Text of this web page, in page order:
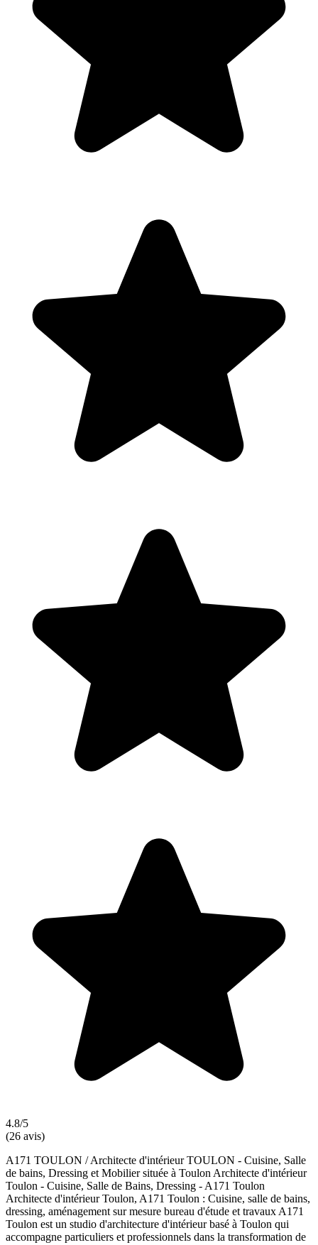
4.8/5
(26 avis)
A171 TOULON / Architecte d'intérieur TOULON - Cuisine, Salle
de bains, Dressing et Mobilier située à Toulon Architecte d'intérieur
Toulon - Cuisine, Salle de Bains, Dressing - A171 Toulon
Architecte d'intérieur Toulon, A171 Toulon : Cuisine, salle de bains,
dressing, aménagement sur mesure bureau d'étude et travaux A171
Toulon est un studio d'architecture d'intérieur basé à Toulon qui
accompagne particuliers et professionnels dans la transformation de